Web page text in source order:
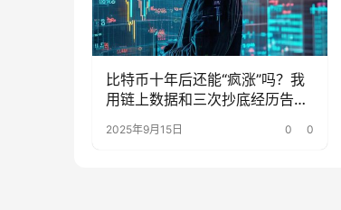
比特币十年后还能“疯涨”吗？我
用链上数据和三次抄底经历告诉
2025年9月15日 0 0